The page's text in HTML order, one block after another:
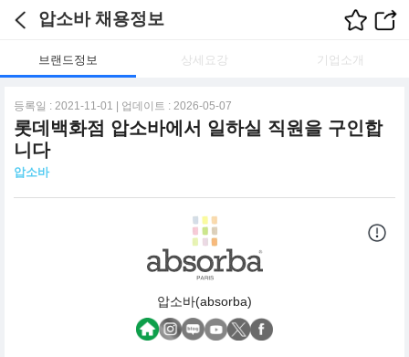
압소바 채용정보
브랜드정보 상세요강 기업소개
등록일 : 2021-11-01 | 업데이트 : 2026-05-07
롯데백화점 압소바에서 일하실 직원을 구인합
니다
압소바
압소바(absorba)